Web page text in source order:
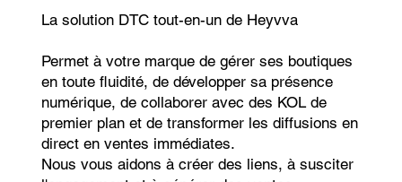
La solution DTC tout-en-un de Heyvva
Permet à votre marque de gérer ses boutiques
en toute fluidité, de développer sa présence
numérique, de collaborer avec des KOL de
premier plan et de transformer les diffusions en
direct en ventes immédiates.
Nous vous aidons à créer des liens, à susciter